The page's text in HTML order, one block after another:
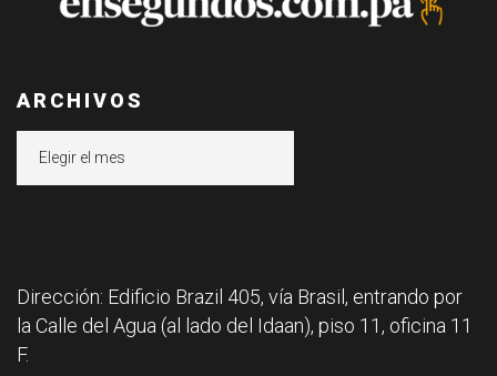
ARCHIVOS
Dirección: Edificio Brazil 405, vía Brasil, entrando por
la Calle del Agua (al lado del Idaan), piso 11, oficina 11
F.